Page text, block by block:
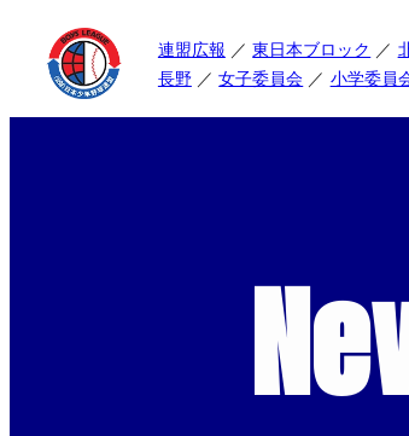
連盟広報 東日本ブロック
長野
女子委員会 小学委員